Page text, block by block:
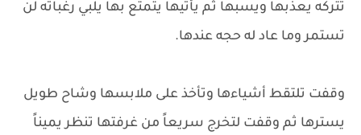
تتركه يعذبها ويسبها ثم يأتيها يتمتع بها يلبي رغباته لن
تستمر وما عاد له حجه عندها.
وقفت تلتقط أشياءها وتأخذ على ملابسها وشاح طويل
يسترها ثم وقفت لتخرج سريعاً من غرفتها تنظر يميناً